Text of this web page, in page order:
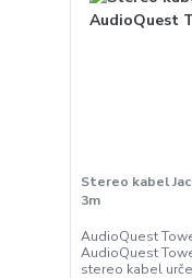
Stereo kabel
3m
AudioQuest
AudioQuest
stereo kabel